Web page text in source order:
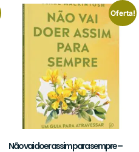
Oferta!
Não vai doer assim para sempre –